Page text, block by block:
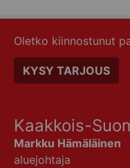
Oletko kiinnostunut
KYSY TARJOUS
Kaakkois-
Markku Hämäläinen
aluejohtaja